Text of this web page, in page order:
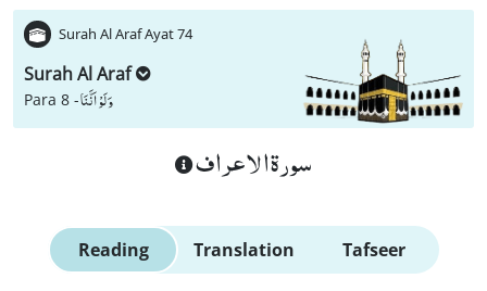
Surah Al Araf Ayat 74
Surah Al Araf
Para 8 -وَ لَوْ اَنَّنَا
سورة الاعراف
Reading Translation Tafseer